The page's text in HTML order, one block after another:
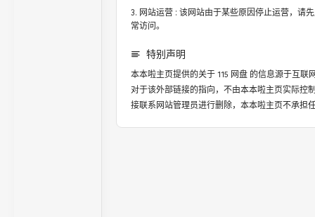
网站运营 : 该网站由于某些原因停止运营，请
常访问。
特别声明
本本啦主页提供的关于115 网盘的信息源于互联
对于该外部链接的指向，不由本本啦主页实际控
接联系网站管理员进行删除，本本啦主页不承担